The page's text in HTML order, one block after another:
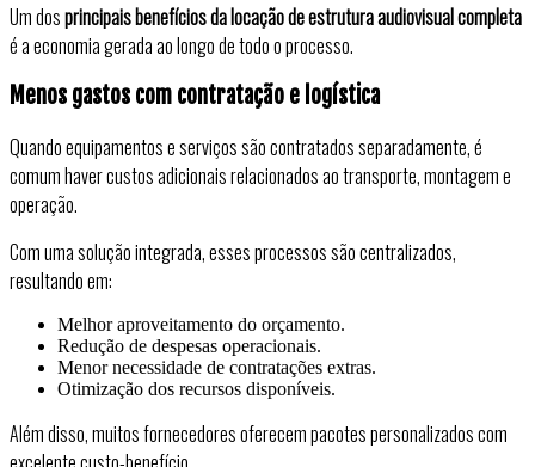
Um dosprincipais benefícios da locação de estrutura audiovisual completa
é a economia gerada ao longo de todo o processo.
Menos gastos com contratação e logística
Quando equipamentos e serviços são contratados separadamente, é
comum haver custos adicionais relacionados ao transporte, montagem e
operação.
Com uma solução integrada, esses processos são centralizados,
resultando em:
Melhor aproveitamento do orçamento.
Redução de despesas operacionais.
Menor necessidade de contratações extras.
Otimização dos recursos disponíveis.
Além disso, muitos fornecedores oferecem pacotes personalizados com